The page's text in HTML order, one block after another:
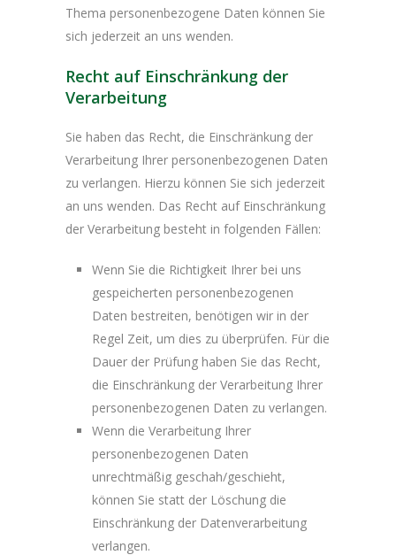
Thema personenbezogene Daten können Sie
sich jederzeit an uns wenden.
Recht auf Einschränkung der
Verarbeitung
Sie haben das Recht, die Einschränkung der
Verarbeitung Ihrer personenbezogenen Daten
zu verlangen. Hierzu können Sie sich jederzeit
an uns wenden. Das Recht auf Einschränkung
der Verarbeitung besteht in folgenden Fällen:
Wenn Sie die Richtigkeit Ihrer bei uns
gespeicherten personenbezogenen
Daten bestreiten, benötigen wir in der
Regel Zeit, um dies zu überprüfen. Für die
Dauer der Prüfung haben Sie das Recht,
die Einschränkung der Verarbeitung Ihrer
personenbezogenen Daten zu verlangen.
Wenn die Verarbeitung Ihrer
personenbezogenen Daten
unrechtmäßig geschah/geschieht,
können Sie statt der Löschung die
Einschränkung der Datenverarbeitung
verlangen.